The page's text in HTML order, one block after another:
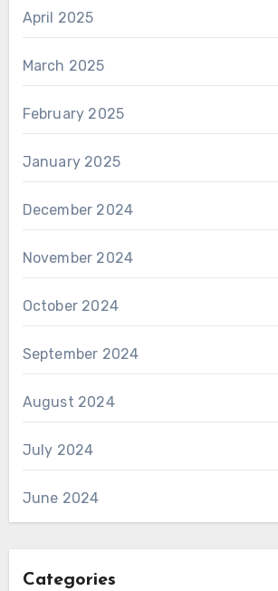
April 2025
March 2025
February 2025
January 2025
December 2024
November 2024
October 2024
September 2024
August 2024
July 2024
June 2024
Categories